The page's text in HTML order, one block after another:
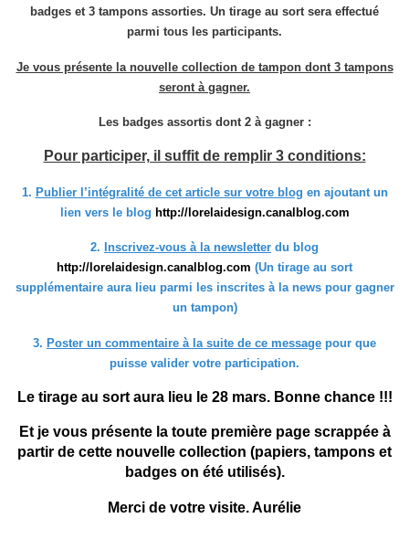
badges et 3 tampons assorties. Un tirage au sort sera effectué
parmi tous les participants.
Je vous présente la nouvelle collection de tampon dont 3 tampons
seront à gagner.
Les badges assortis dont 2 à gagner :
Pour participer, il suffit de remplir 3 conditions:
1. Publier l’intégralité de cet article sur votre blog en ajoutant un
lien vers le blog http://lorelaidesign.canalblog.com
2. Inscrivez-vous à la newsletter du blog
http://lorelaidesign.canalblog.com (Un tirage au sort
supplémentaire aura lieu parmi les inscrites à la news pour gagner
un tampon)
3. Poster un commentaire à la suite de ce message pour que
puisse valider votre participation.
Le tirage au sort aura lieu le 28 mars. Bonne chance !!!
Et je vous présente la toute première page scrappée à
partir de cette nouvelle collection (papiers, tampons et
badges on été utilisés).
Merci de votre visite. Aurélie